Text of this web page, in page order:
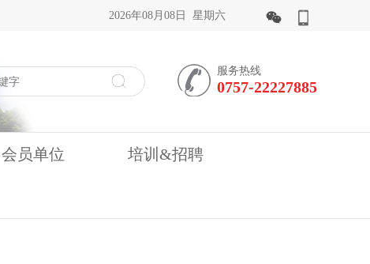
2026年08月08日 星期六
服务热线
0757-22227885
会员单位 培训&招聘